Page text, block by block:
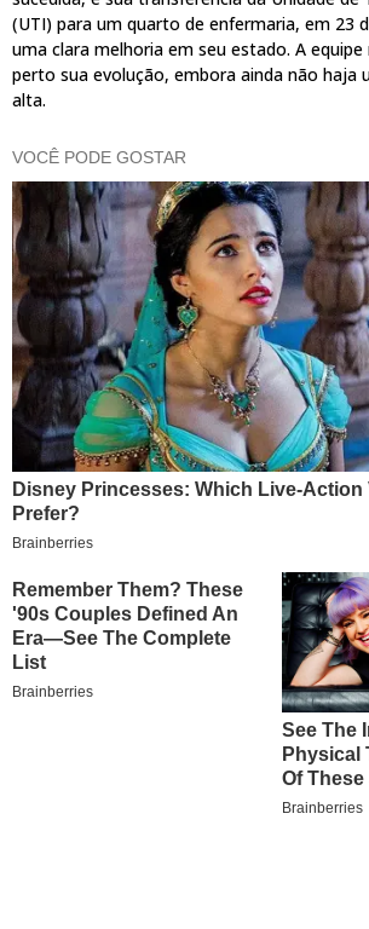
(UTI) para um quarto de enfermaria, em 23
uma clara melhoria em seu estado. A
perto sua evolução, embora ainda não haja
alta.